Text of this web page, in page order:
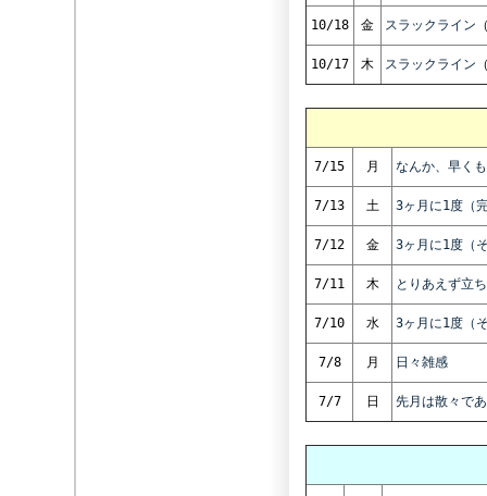
10/18 金 スラックライン
10/17 木 スラックライン
7/15 月 なんか、早く
7/13 土 3ヶ月に1度（
7/12 金 3ヶ月に1度（
7/11 木 とりあえず立
7/10 水 3ヶ月に1度（
7/8 月 日々雑感
7/7 日 先月は散々で